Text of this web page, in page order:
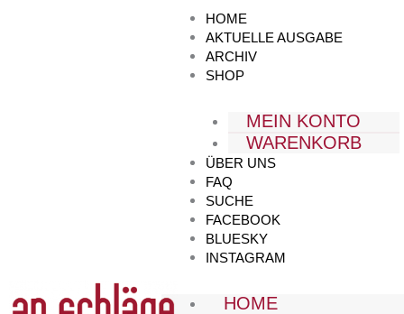
HOME
AKTUELLE AUSGABE
ARCHIV
SHOP
MEIN KONTO
WARENKORB
ÜBER UNS
FAQ
SUCHE
FACEBOOK
BLUESKY
INSTAGRAM
HOME